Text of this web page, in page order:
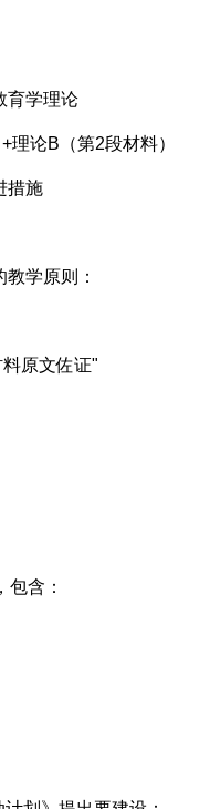
育学理论
理论B（第2段材料）
措施
学原则：
原文佐证"
含：